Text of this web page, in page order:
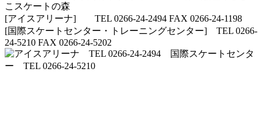
こスケートの森
[アイスアリーナ] TEL 0266-24-2494 FAX 0266-24-1198
[国際スケートセンター・トレーニングセンター] TEL 0266-
24-5210 FAX 0266-24-5202